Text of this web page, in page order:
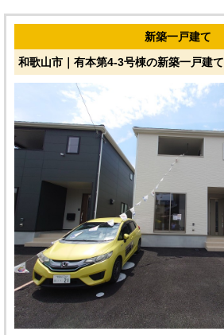
新築一戸建て
和歌山市｜有本第4-3号棟の新築一戸建て